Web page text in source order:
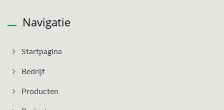
Navigatie
Startpagina
Bedrijf
Producten